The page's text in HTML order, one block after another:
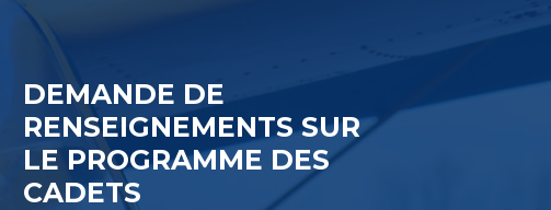
DEMANDE DE
RENSEIGNEMENTS SUR
LE PROGRAMME DES
CADETS